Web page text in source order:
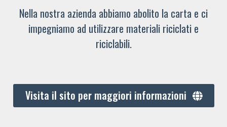
Nella nostra azienda abbiamo abolito la carta e ci
impegniamo ad utilizzare materiali riciclati e
riciclabili.
Visita il sito per maggiori informazioni